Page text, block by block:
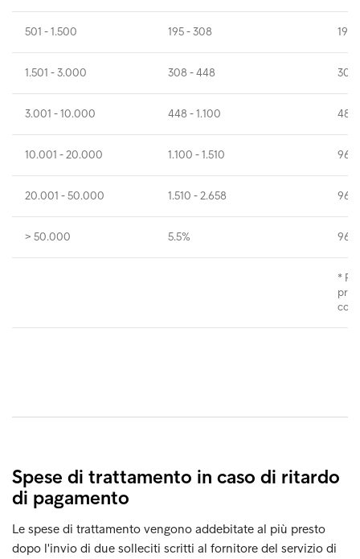
501 - 1.500 195 - 308 195
1.501 - 3.000 308 - 448 308
3.001 - 10.000 448 - 1.100 488
10.001 - 20.000 1.100 - 1.510 960
20.001 - 50.000 1.510 - 2.658 960
> 50.000 5.5% 960
*
Spese di trattamento in caso di ritardo
di pagamento
Le spese di trattamento vengono addebitate al più presto
dopo l'invio di due solleciti scritti al fornitore del servizio di